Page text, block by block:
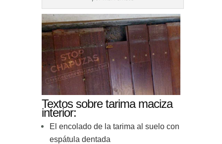
Textos sobre tarima maciza
interior:
El encolado de la tarima al suelo con
espátula dentada